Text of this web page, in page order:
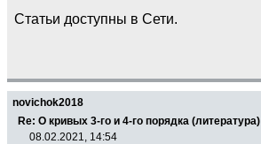
Статьи доступны в Сети.
novichok2018
Re: О кривых 3-го и 4-го порядка (литература)
08.02.2021, 14:54